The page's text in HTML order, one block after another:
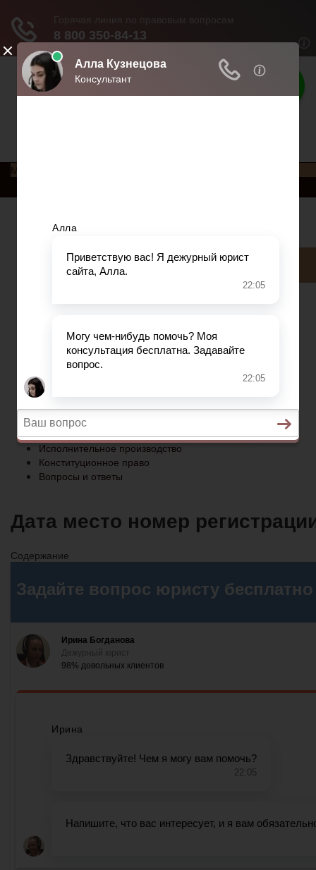
Права россиян
Меню
Социальное обеспечение
Квитанции ЖКХ
Конституционное право
Вопросы и ответы
Главная
Социальное обеспечение
Квитанции ЖКХ
Исполнительное производство
Конституционное право
Вопросы и ответы
Дата место номер
Содержание